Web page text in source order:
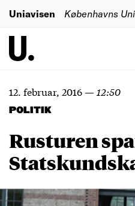
Uniavisen Københavns
12. februar, 2016— 12:50
POLITIK
Rusturen